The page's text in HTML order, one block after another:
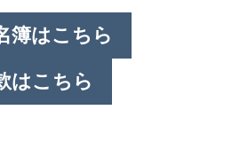
簿はこちら
はこちら